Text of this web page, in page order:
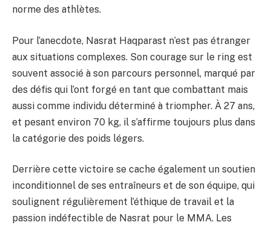
norme des athlètes.
Pour l’anecdote, Nasrat Haqparast n’est pas étranger
aux situations complexes. Son courage sur le ring est
souvent associé à son parcours personnel, marqué par
des défis qui l’ont forgé en tant que combattant mais
aussi comme individu déterminé à triompher. À 27 ans,
et pesant environ 70 kg, il s’affirme toujours plus dans
la catégorie des poids légers.
Derrière cette victoire se cache également un soutien
inconditionnel de ses entraîneurs et de son équipe, qui
soulignent régulièrement l’éthique de travail et la
passion indéfectible de Nasrat pour le MMA. Les